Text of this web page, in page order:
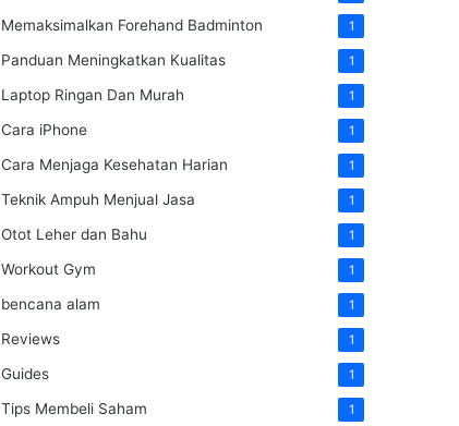
Memaksimalkan Forehand Badminton 1
Panduan Meningkatkan Kualitas 1
Laptop Ringan Dan Murah 1
Cara iPhone 1
Cara Menjaga Kesehatan Harian 1
Teknik Ampuh Menjual Jasa 1
Otot Leher dan Bahu 1
Workout Gym 1
bencana alam 1
Reviews 1
Guides 1
Tips Membeli Saham 1